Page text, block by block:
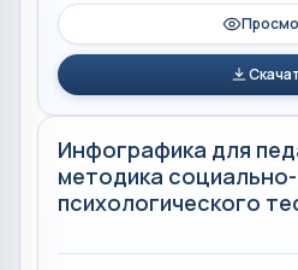
Инфографика для
методика социально-
психологического